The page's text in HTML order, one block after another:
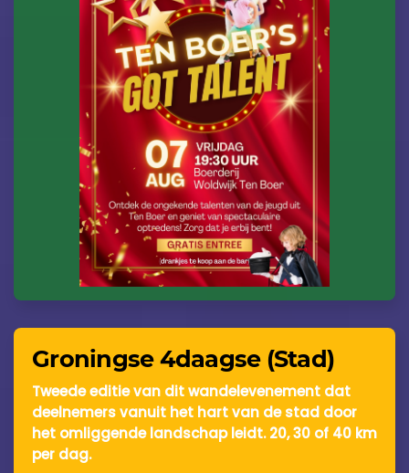
Groningse 4daagse (Stad)
Tweede editie van dit wandelevenement dat
deelnemers vanuit het hart van de stad door
het omliggende landschap leidt. 20, 30 of 40 km
per dag.